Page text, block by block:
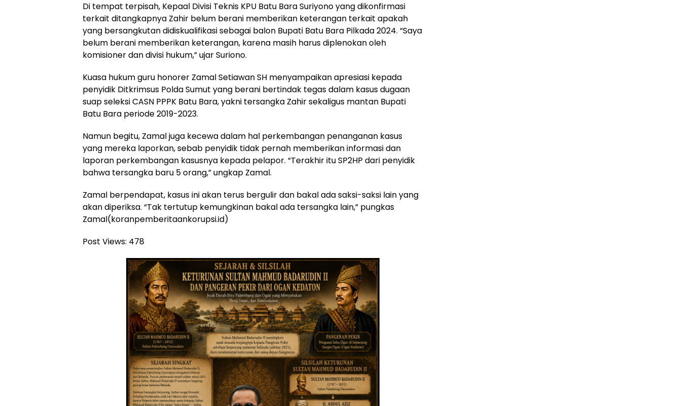
Di tempat terpisah, Kepaal Divisi Teknis KPU Batu Bara Suriyono yang dikonfirmasi
terkait ditangkapnya Zahir belum berani memberikan keterangan terkait apakah
yang bersangkutan didiskualifikasi sebagai balon Bupati Batu Bara Pilkada 2024. “Saya
belum berani memberikan keterangan, karena masih harus diplenokan oleh
komisioner dan divisi hukum,” ujar Suriono.
Kuasa hukum guru honorer Zamal Setiawan SH menyampaikan apresiasi kepada
penyidik Ditkrimsus Polda Sumut yang berani bertindak tegas dalam kasus dugaan
suap seleksi CASN PPPK Batu Bara, yakni tersangka Zahir sekaligus mantan Bupati
Batu Bara periode 2019-2023.
Namun begitu, Zamal juga kecewa dalam hal perkembangan penanganan kasus
yang mereka laporkan, sebab penyidik tidak pernah memberikan informasi dan
laporan perkembangan kasusnya kepada pelapor. “Terakhir itu SP2HP dari penyidik
bahwa tersangka baru 5 orang,” ungkap Zamal.
Zamal berpendapat, kasus ini akan terus bergulir dan bakal ada saksi-saksi lain yang
akan diperiksa. “Tak tertutup kemungkinan bakal ada tersangka lain,” pungkas
Zamal(koranpemberitaankorupsi.id)
Post Views: 478